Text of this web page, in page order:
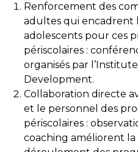
Renforcement des
adultes qui encadrent
adolescents pour ces
périscolaires :
organisés par
Development.
Collaboration directe
et le personnel des
périscolaires :
coaching améliorent